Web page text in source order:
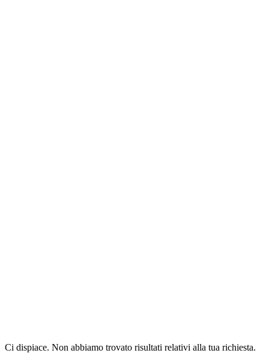
Ci dispiace. Non abbiamo trovato risultati relativi alla tua richiesta.